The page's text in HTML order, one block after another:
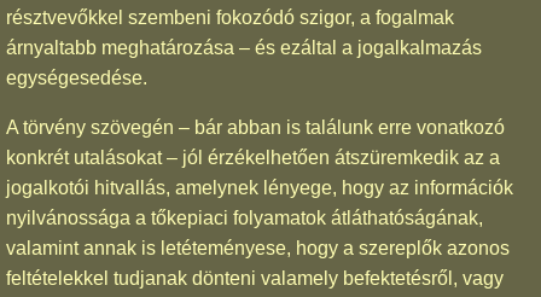
résztvevőkkel szembeni fokozódó szigor, a fogalmak
árnyaltabb meghatározása – és ezáltal a jogalkalmazás
egységesedése.
A törvény szövegén – bár abban is találunk erre vonatkozó
konkrét utalásokat – jól érzékelhetően átszüremkedik az a
jogalkotói hitvallás, amelynek lényege, hogy az információk
nyilvánossága a tőkepiaci folyamatok átláthatóságának,
valamint annak is letéteményese, hogy a szereplők azonos
feltételekkel tudjanak dönteni valamely befektetésről, vagy